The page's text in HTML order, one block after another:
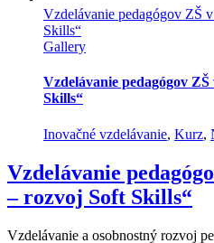
Vzdelávanie pedagógov ZŠ
Skills“
Gallery
Vzdelávanie pedagógov
Skills“
Inovačné vzdelávanie, Kurz,
Vzdelávanie
– rozvoj Soft Skills“
Vzdelávanie a osobnostný rozvoj